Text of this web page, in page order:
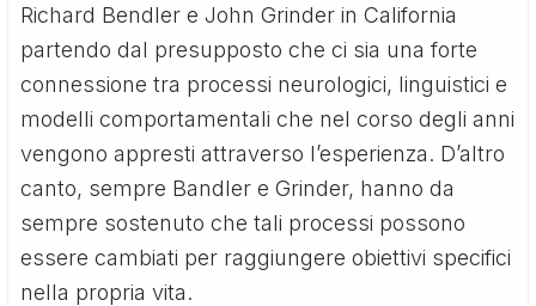
Richard Bendler e John Grinder in California
partendo dal presupposto che ci sia una forte
connessione tra processi neurologici, linguistici e
modelli comportamentali che nel corso degli anni
vengono appresti attraverso l’esperienza. D’altro
canto, sempre Bandler e Grinder, hanno da
sempre sostenuto che tali processi possono
essere cambiati per raggiungere obiettivi specifici
nella propria vita.